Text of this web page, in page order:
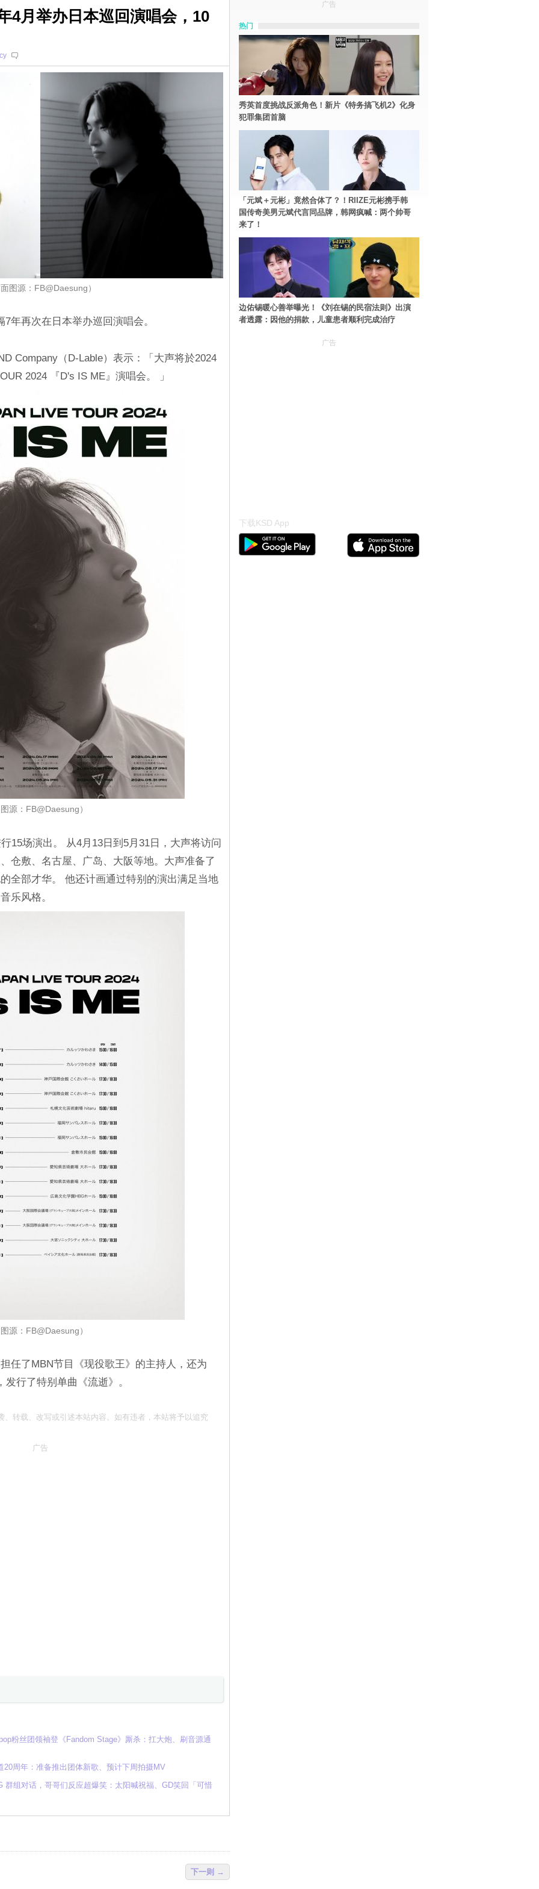
4月举办日本巡回演唱会，10
图源：FB@Daesung）
年再次在日本举办巡回演唱会。
Company（D-Lable）表示：「大声将於2024
2024 『D's IS ME』演唱会。 」
源：FB@Daesung）
15场演出。 从4月13日到5月31日，大声将访问
仓敷、名古屋、广岛、大阪等地。大声准备了
全部才华。 他还计画通过特别的演出满足当地
乐风格。
源：FB@Daesung）
任了MBN节目《现役歌王》的主持人，还为
行了特别单曲《流逝》。
转载、改写或引述本站内容。如有违者，本站将予以追究
广告
粉丝团领袖登《Fandom Stage》厮杀：扛大炮、刷音源通
周年：准备推出团体新歌、预计下周拍摄MV
组对话，哥哥们反应超爆笑：太阳喊祝福、GD笑回「可惜
下一则 →
广告
热门
秀英首度挑战反派角色！新片《特务搞飞机2》化身
犯罪集团首脑
「元斌＋元彬」竟然合体了？！RIIZE元彬携手韩
国传奇美男元斌代言同品牌，韩网疯喊：两个帅哥
来了！
边佑锡暖心善举曝光！《刘在锡的民宿法则》出演
者透露：因他的捐款，儿童患者顺利完成治疗
广告
下载KSD App